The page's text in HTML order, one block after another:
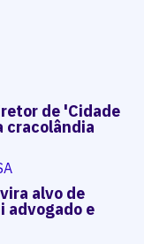
de 'Cidade
cracolândia
alvo de
advogado e